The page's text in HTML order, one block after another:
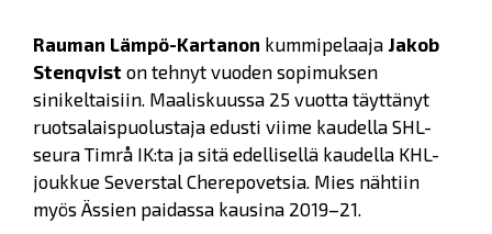
Rauman Lämpö-Kartanon kummipelaaja Jakob
Stenqvist on tehnyt vuoden sopimuksen
sinikeltaisiin. Maaliskuussa 25 vuotta täyttänyt
ruotsalaispuolustaja edusti viime kaudella SHL-
seura Timrå IK:ta ja sitä edellisellä kaudella KHL-
joukkue Severstal Cherepovetsia. Mies nähtiin
myös Ässien paidassa kausina 2019–21.